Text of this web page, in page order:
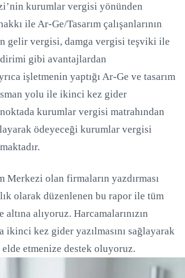
kurumlar vergisi yönünden
ile Ar-Ge/Tasarım çalışanlarının
gelir vergisi, damga vergisi teşviki ile
gibi avantajlardan
işletmenin yaptığı Ar-Ge ve tasarım
yolu ile ikinci kez gider
kurumlar vergisi matrahından
ödeyeceği kurumlar vergisi
Merkezi olan firmaların yazdırması
olarak düzenlenen bu rapor ile tüm
altına alıyoruz. Harcamalarınızın
ikinci kez gider yazılmasını sağlayarak
etmenize destek oluyoruz.